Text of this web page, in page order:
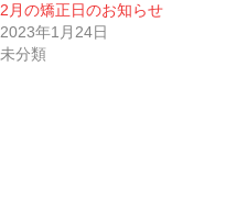
2月の矯正日のお知らせ
2023年1月24日
未分類